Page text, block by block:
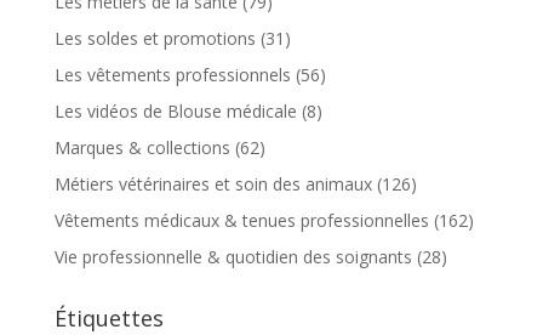
Les soldes et promotions (31)
Les vêtements professionnels (56)
Les vidéos de Blouse médicale (8)
Marques & collections (62)
Métiers vétérinaires et soin des animaux(126)
Vêtements médicaux & tenues professionnelles (162)
Vie professionnelle & quotidien des soignants (28)
Étiquettes